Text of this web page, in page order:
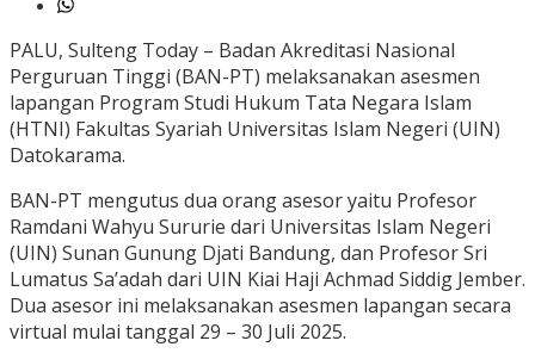
PALU, Sulteng Today – Badan Akreditasi Nasional
Perguruan Tinggi (BAN-PT) melaksanakan asesmen
lapangan Program Studi Hukum Tata Negara Islam
(HTNI) Fakultas Syariah Universitas Islam Negeri (UIN)
Datokarama.
BAN-PT mengutus dua orang asesor yaitu Profesor
Ramdani Wahyu Sururie dari Universitas Islam Negeri
(UIN) Sunan Gunung Djati Bandung, dan Profesor Sri
Lumatus Sa’adah dari UIN Kiai Haji Achmad Siddig Jember.
Dua asesor ini melaksanakan asesmen lapangan secara
virtual mulai tanggal 29 – 30 Juli 2025.